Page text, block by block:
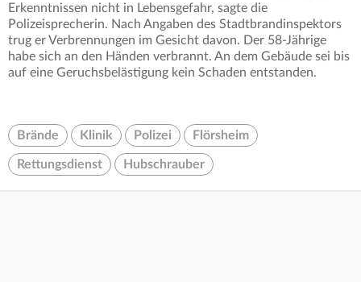
Erkenntnissen nicht in Lebensgefahr, sagte die
Polizeisprecherin. Nach Angaben des Stadtbrandinspektors
trug er Verbrennungen im Gesicht davon. Der 58-Jährige
habe sich an den Händen verbrannt. An dem Gebäude sei bis
auf eine Geruchsbelästigung kein Schaden entstanden.
Brände Klinik Polizei Flörsheim
Rettungsdienst Hubschrauber